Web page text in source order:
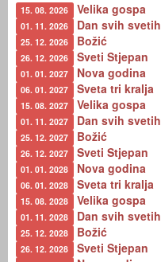
15. 08. 2026 Velika gospa
01. 11. 2026 Dan svih svetih
25. 12. 2026 Božić
26. 12. 2026 Sveti Stjepan
01. 01. 2027 Nova godina
06. 01. 2027 Sveta tri kralja
15. 08. 2027 Velika gospa
01. 11. 2027 Dan svih svetih
25. 12. 2027 Božić
26. 12. 2027 Sveti Stjepan
01. 01. 2028 Nova godina
06. 01. 2028 Sveta tri kralja
15. 08. 2028 Velika gospa
01. 11. 2028 Dan svih svetih
25. 12. 2028 Božić
26. 12. 2028 Sveti Stjepan